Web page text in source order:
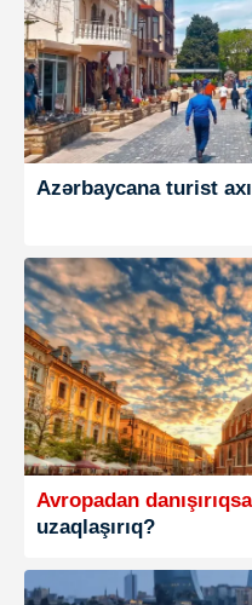
Azərbaycana turist
Avropadan
uzaqlaşırıq?